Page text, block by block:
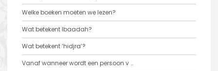
Welke boeken moeten we lezen?
Wat betekent Ibaadah?
Wat betekent ‘hidjra’?
Vanaf wanneer wordt een persoon v …